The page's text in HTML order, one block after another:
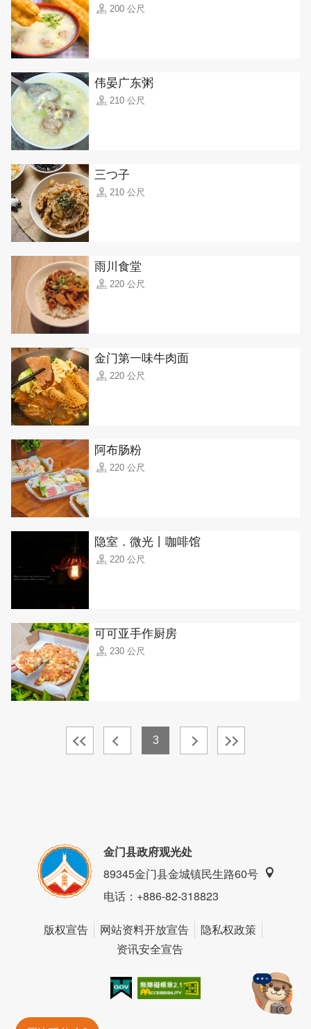
200 公尺
伟晏广东粥
210 公尺
三つ子
210 公尺
雨川食堂
220 公尺
金门第一味牛肉面
220 公尺
阿布肠粉
220 公尺
隐室．微光丨咖啡馆
220 公尺
可可亚手作厨房
230 公尺
3
金门县政府观光处
89345金门县金城镇民生路60号
电话：+886-82-318823
版权宣告 网站资料开放宣告
隐私权政策
资讯安全宣告